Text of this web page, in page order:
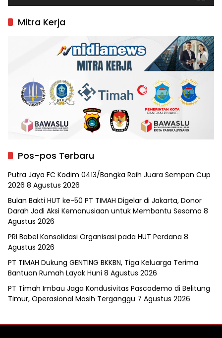
Mitra Kerja
Pos-pos Terbaru
Putra Jaya FC Kodim 0413/Bangka Raih Juara Sempan Cup
2026 8 Agustus 2026
Bulan Bakti HUT ke-50 PT TIMAH Digelar di Jakarta, Donor
Darah Jadi Aksi Kemanusiaan untuk Membantu Sesama 8
Agustus 2026
PRI Babel Konsolidasi Organisasi pada HUT Perdana 8
Agustus 2026
PT TIMAH Dukung GENTING BKKBN, Tiga Keluarga Terima
Bantuan Rumah Layak Huni 8 Agustus 2026
PT Timah Imbau Jaga Kondusivitas Pascademo di Belitung
Timur, Operasional Masih Terganggu 7 Agustus 2026